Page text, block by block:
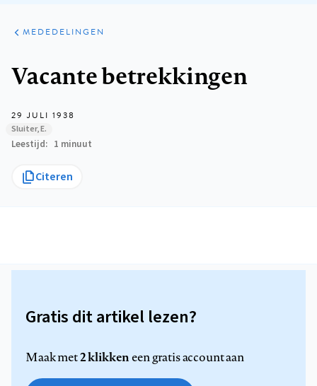
ARTIKELEN
VARIA
MEDEDELINGEN
Vacante betrekkingen
29 JULI 1938
Sluiter, E.
Leestijd 1 minuut
Citeren
Gratis dit artikel lezen?
Maak met2 klikkeneen gratis account aan